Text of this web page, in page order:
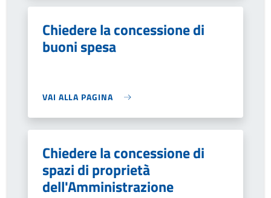
Chiedere la concessione di
buoni spesa
VAI ALLA PAGINA
Chiedere la concessione di
spazi di proprietà
dell'Amministrazione